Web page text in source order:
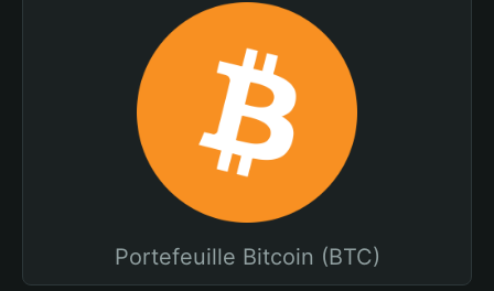
Portefeuille Bitcoin (BTC)